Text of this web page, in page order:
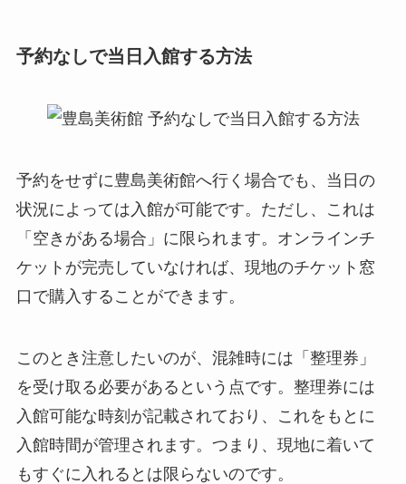
予約なしで当日入館する方法
予約をせずに豊島美術館へ行く場合でも、当日の
状況によっては入館が可能です。ただし、これは
「空きがある場合」に限られます。オンラインチ
ケットが完売していなければ、現地のチケット窓
口で購入することができます。
このとき注意したいのが、混雑時には「整理券」
を受け取る必要があるという点です。整理券には
入館可能な時刻が記載されており、これをもとに
入館時間が管理されます。つまり、現地に着いて
もすぐに入れるとは限らないのです。